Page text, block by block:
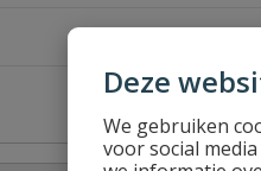
Deze
We gebruiken
voor social
-20 °C
25 stuks